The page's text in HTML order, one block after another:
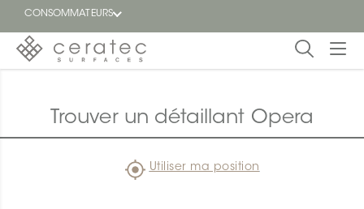
CONSOMMATEURS
Blogue
Trouver un détaillant Opera
Utiliser ma position